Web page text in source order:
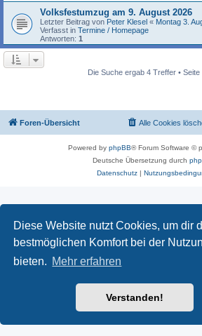
Diese Website nutzt Cookies, um dir
bestmöglichen Komfort bei der
bieten. Mehr erfahren
Verstanden!
Volksfestumzug am 9. August 2026
Letzter Beitrag von Peter Klesel « Montag 3.
Verfasst in Termine / Homepage
Antworten: 1
Die Suche ergab 4 Treffer • Seite
Foren-Übersicht Alle Cookies
Powered by phpBB® Forum Software ©
Deutsche Übersetzung durch
Datenschutz|